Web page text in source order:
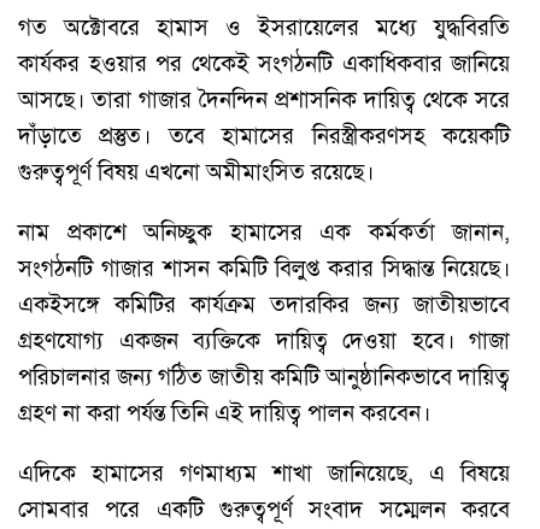
গত অক্টোবরে হামাস ও ইসরায়েলের মধ্যে যুদ্ধবিরতি
কার্যকর হওয়ার পর থেকেই সংগঠনটি একাধিকবার জানিয়ে
আসছে। তারা গাজার দৈনন্দিন প্রশাসনিক দায়িত্ব থেকে সরে
দাঁড়াতে প্রস্তুত। তবে হামাসের নিরস্ত্রীকরণসহ কয়েকটি
গুরুত্বপূর্ণ বিষয় এখনো অমীমাংসিত রয়েছে।
নাম প্রকাশে অনিচ্ছুক হামাসের এক কর্মকর্তা জানান,
সংগঠনটি গাজার শাসন কমিটি বিলুপ্ত করার সিদ্ধান্ত নিয়েছে।
একইসঙ্গে কমিটির কার্যক্রম তদারকির জন্য জাতীয়ভাবে
গ্রহণযোগ্য একজন ব্যক্তিকে দায়িত্ব দেওয়া হবে। গাজা
পরিচালনার জন্য গঠিত জাতীয় কমিটি আনুষ্ঠানিকভাবে দায়িত্ব
গ্রহণ না করা পর্যন্ত তিনি এই দায়িত্ব পালন করবেন।
এদিকে হামাসের গণমাধ্যম শাখা জানিয়েছে, এ বিষয়ে
সোমবার পরে একটি গুরুত্বপূর্ণ সংবাদ সম্মেলন করবে